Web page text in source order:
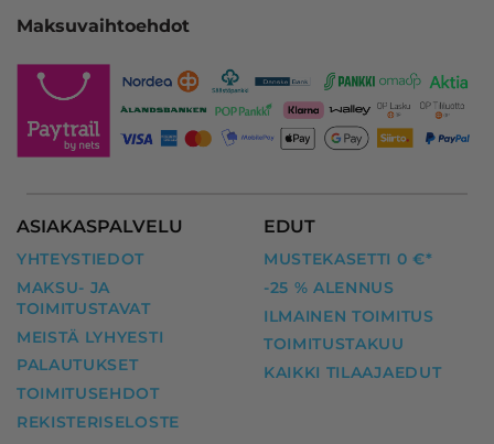
Maksuvaihtoehdot
ASIAKASPALVELU
YHTEYSTIEDOT
MAKSU- JA
TOIMITUSTAVAT
MEISTÄ LYHYESTI
PALAUTUKSET
TOIMITUSEHDOT
REKISTERISELOSTE
EDUT
MUSTEKASETTI 0 €*
-25 % ALENNUS
ILMAINEN TOIMITUS
TOIMITUSTAKUU
KAIKKI TILAAJAEDUT